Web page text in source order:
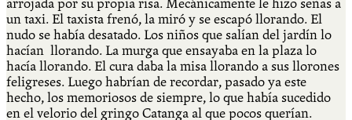
arrojada por su propia risa. Mecánicamente le hizo señas a
un taxi. El taxista frenó, la miró y se escapó llorando. El
nudo se había desatado. Los niños que salían del jardín lo
hacían llorando. La murga que ensayaba en la plaza lo
hacía llorando. El cura daba la misa llorando a sus llorones
feligreses. Luego habrían de recordar, pasado ya este
hecho, los memoriosos de siempre, lo que había sucedido
en el velorio del gringo Catanga al que pocos querían.